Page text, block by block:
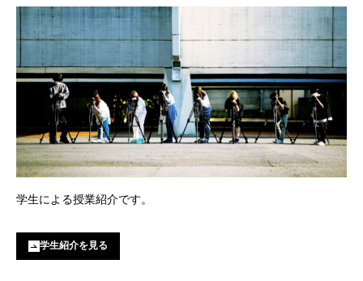
学⽣による授業紹介です。
学生紹介を見る